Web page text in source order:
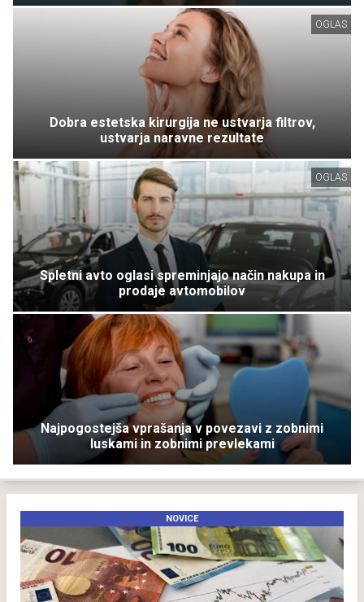
OGLAS
Dobra estetska kirurgija ne ustvarja filtrov,
ustvarja naravne rezultate
OGLAS
Spletni avto oglasi spreminjajo način nakupa in
prodaje avtomobilov
Najpogostejša vprašanja v povezavi z zobnimi
luskami in zobnimi prevlekami
NOVICE